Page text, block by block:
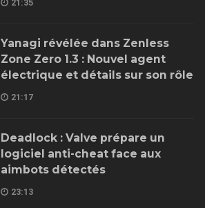
21:35
Yanagi révélée dans Zenless
Zone Zero 1.3 : Nouvel agent
électrique et détails sur son rôle
21:17
Deadlock : Valve prépare un
logiciel anti-cheat face aux
aimbots détectés
23:13